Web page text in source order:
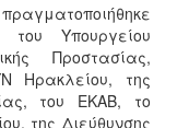
Υπουργείου
Προστασίας,
Ηρακλείου, της
του ΕΚΑΒ, το
της Διεύθυνσης